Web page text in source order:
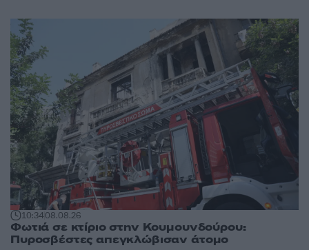
10:3408.08.26
Φωτιά σε κτίριο στην Κουμουνδούρου:
Πυροσβέστες απεγκλώβισαν άτομο